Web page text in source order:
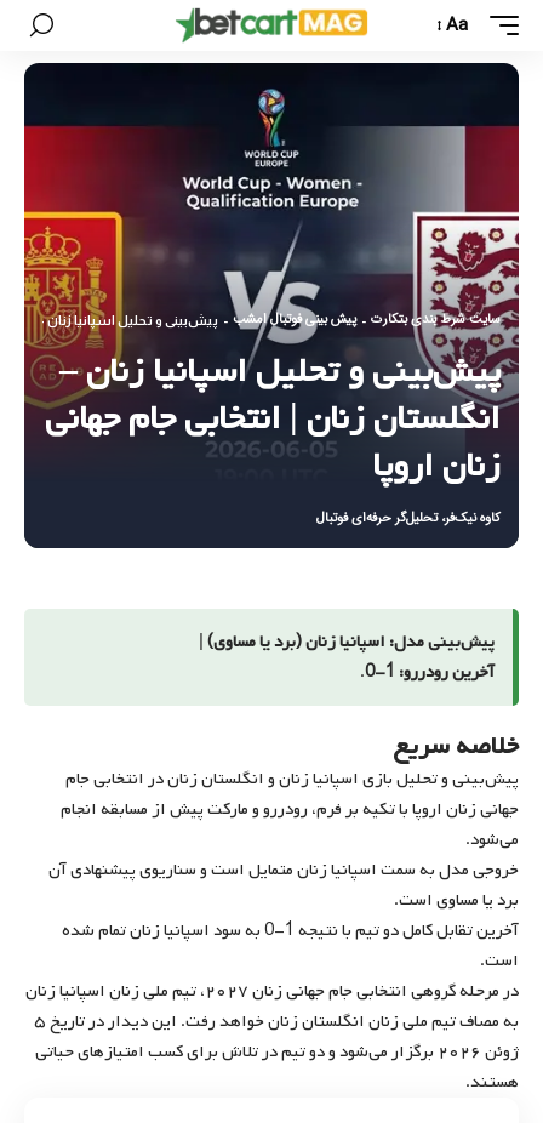
Aa
سایت شرط بندی بتکارت - پیش بینی فوتبال امشب - پیش‌بینی و تحلیل اسپانیا زنان –
پیش‌بینی و تحلیل اسپانیا زنان –
انگلستان زنان | انتخابی جام جهانی
زنان اروپا
کاوه نیک‌فر، تحلیل‌گر حرفه‌ای فوتبال
پیش‌بینی مدل: اسپانیا زنان (برد یا مساوی)|
آخرین رودررو: 1-0
.
خلاصه سریع
پیش‌بینی و تحلیل بازی اسپانیا زنان و انگلستان زنان در انتخابی جام
جهانی زنان اروپا با تکیه بر فرم، رودررو و مارکت پیش از مسابقه انجام
می‌شود.
خروجی مدل به سمت اسپانیا زنان متمایل است و سناریوی پیشنهادی آن
برد یا مساوی است.
آخرین تقابل کامل دو تیم با نتیجه 1-0 به سود اسپانیا زنان تمام شده
است.
در مرحله گروهی انتخابی جام جهانی زنان ۲۰۲۷، تیم ملی زنان اسپانیا زنان
به مصاف تیم ملی زنان انگلستان زنان خواهد رفت. این دیدار در تاریخ ۵
ژوئن ۲۰۲۶ برگزار می‌شود و دو تیم در تلاش برای کسب امتیازهای حیاتی
هستند.